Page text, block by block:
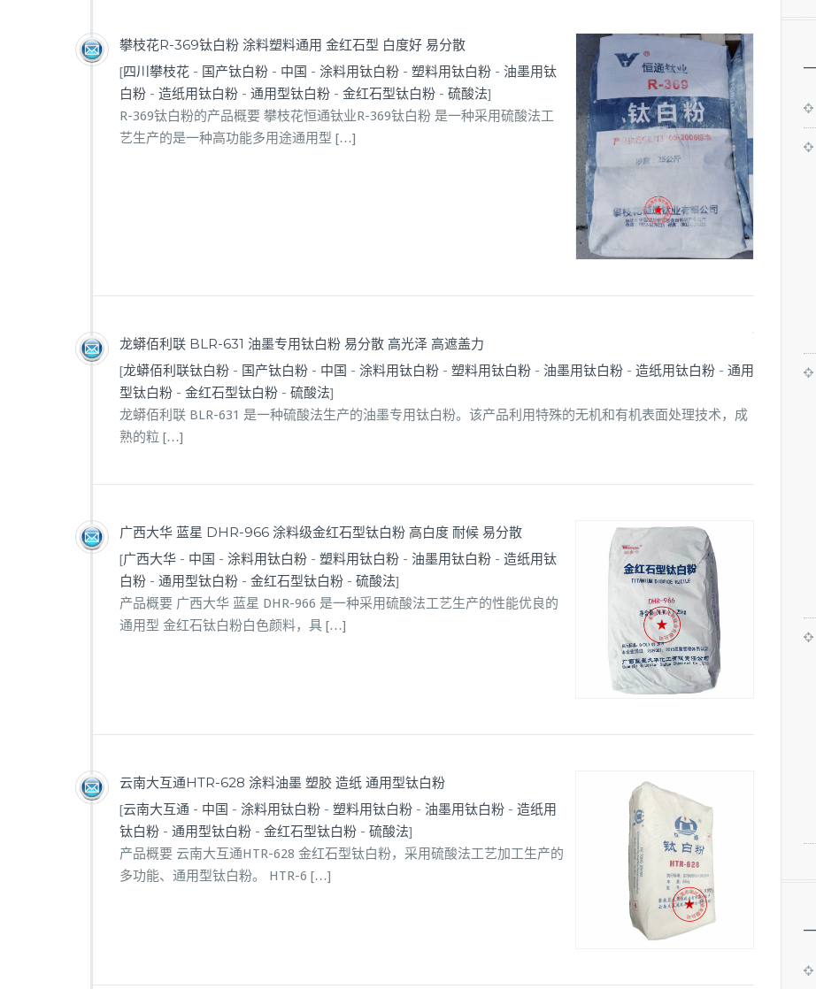
攀枝花R-369钛白粉 涂料塑料通用 金红石型 白度好 易分散
[四川攀枝花 - 国产钛白粉 - 中国 - 涂料用钛白粉 - 塑料用钛白粉 - 油墨用钛
白粉 - 造纸用钛白粉 - 通用型钛白粉 - 金红石型钛白粉 - 硫酸法]
R-369钛白粉的产品概要 攀枝花恒通钛业R-369钛白粉 是一种采用硫酸法工
艺生产的是一种高功能多用途通用型 […]
龙蟒佰利联 BLR-631 油墨专用钛白粉 易分散 高光泽 高遮盖力
[龙蟒佰利联钛白粉 - 国产钛白粉 - 中国 - 涂料用钛白粉 - 塑料用钛白粉 - 油墨用钛白粉 - 造纸用钛白粉 - 通用
型钛白粉 - 金红石型钛白粉 - 硫酸法]
龙蟒佰利联 BLR-631 是一种硫酸法生产的油墨专用钛白粉。该产品利用特殊的无机和有机表面处理技术，成
熟的粒 […]
广西大华 蓝星 DHR-966 涂料级金红石型钛白粉 高白度 耐候 易分散
[广西大华 - 中国 - 涂料用钛白粉 - 塑料用钛白粉 - 油墨用钛白粉 - 造纸用钛
白粉 - 通用型钛白粉 - 金红石型钛白粉 - 硫酸法]
产品概要 广西大华 蓝星 DHR-966 是一种采用硫酸法工艺生产的性能优良的
通用型 金红石钛白粉白色颜料，具 […]
云南大互通HTR-628 涂料油墨 塑胶 造纸 通用型钛白粉
[云南大互通 - 中国 - 涂料用钛白粉 - 塑料用钛白粉 - 油墨用钛白粉 - 造纸用
钛白粉 - 通用型钛白粉 - 金红石型钛白粉 - 硫酸法]
产品概要 云南大互通HTR-628 金红石型钛白粉，采用硫酸法工艺加工生产的
多功能、通用型钛白粉。 HTR-6 […]